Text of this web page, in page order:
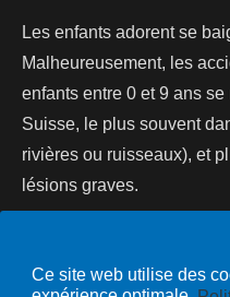
Ce site web utilise des
Les enfants adorent se
Malheureusement, les
enfants entre 0 et 9 ans
Suisse, le plus souvent
rivières ou ruisseaux), et
lésions graves.